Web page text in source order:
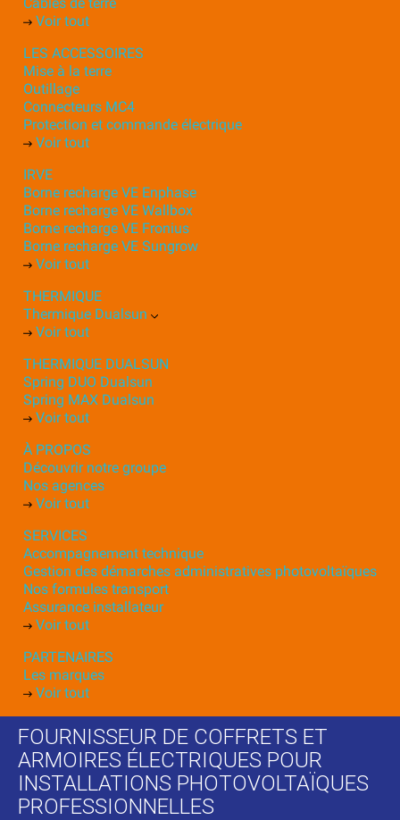
Voir tout
LES ACCESSOIRES
Mise à la terre
Outillage
Connecteurs MC4
Protection et commande électrique
Voir tout
IRVE
Borne recharge VE Enphase
Borne recharge VE Wallbox
Borne recharge VE Fronius
Borne recharge VE Sungrow
Voir tout
THERMIQUE
Thermique Dualsun
Voir tout
THERMIQUE DUALSUN
Spring DUO Dualsun
Spring MAX Dualsun
Voir tout
À PROPOS
Découvrir notre groupe
Nos agences
Voir tout
SERVICES
Accompagnement technique
Gestion des démarches administratives photovoltaïques
Nos formules transport
Assurance installateur
Voir tout
PARTENAIRES
Les marques
Voir tout
FOURNISSEUR DE COFFRETS ET
ARMOIRES ÉLECTRIQUES POUR
INSTALLATIONS PHOTOVOLTAÏQUES
PROFESSIONNELLES